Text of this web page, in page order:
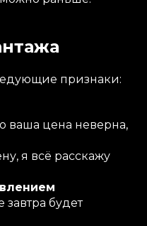
признаки:
ваша цена неверна,
я всё расскажу
завтра будет